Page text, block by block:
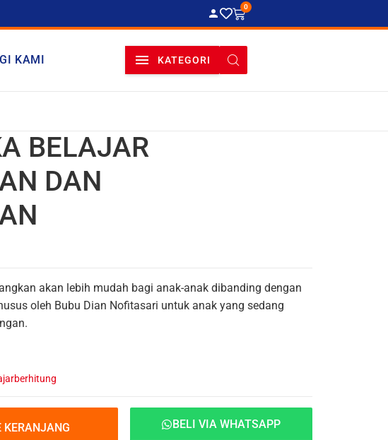
0
KAMI KATEGORI
BELAJAR
DAN
akan lebih mudah bagi anak-anak dibanding dengan
oleh Bubu Dian Nofitasari untuk anak yang sedang
KERANJANG BELI VIA WHATSAPP